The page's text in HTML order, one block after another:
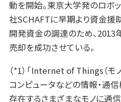
動を開始。東京大学発のロボ
社SCHAFTに早期より資金援
開発資金の調達のため、
売却を成功させている。
（*1）「Internet of Things（モ
コンピュータなどの情報・通
存在するさまざまなモノに通